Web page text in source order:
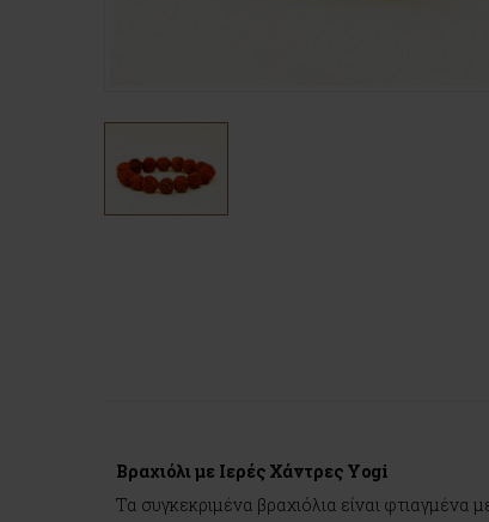
Βραχιόλι με Ιερές Χάντρες Yogi
Τα συγκεκριμένα βραχιόλια είναι